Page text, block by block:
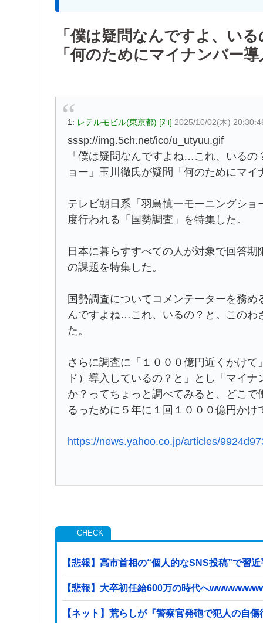
「僕は疑問なんですよ、い
「何のためにマイナンバー
1: レテルモビル(東京都) [ﾇｺ] 2025/10/02(木)
sssp://img.5ch.net/ico/u_utyuu.gif
「僕は疑問なんですよね…これ、いる
ョー」玉川徹氏が疑問「何のためにマ
テレビ朝日系「羽鳥慎一モーニングシ
度行われる「国勢調査」を特集した。
日本に暮らすすべての人が対象で回答
の課題を特集した。
国勢調査についてコメンテーターを務
んですよね…これ、いるの？と。このわ
た。
さらに調査に「１０００億円近くかけ
ド）導入しているの？と」とし「マイ
か？ってちょっと調べてみると、どこ
るっために５年に１回１０００億円か
https://news.yahoo.co.jp/articles/
【悲報】高市首相の“個人的なSNS投稿”で習
【悲報】大卒初任給600万の時代へ
【ネット】荒らしが『警察官発砲で犯人の自